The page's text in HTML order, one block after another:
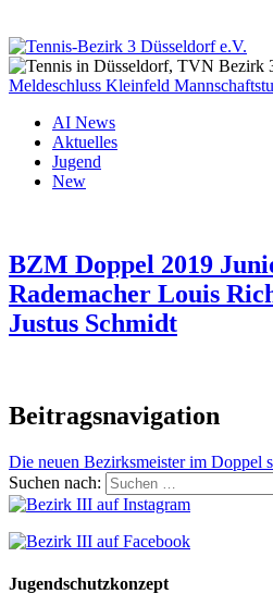
Meldeschluss Kleinfeld
AI News
Aktuelles
Jugend
New
BZM Doppel 2019
Rademacher Louis
Justus Schmidt
Beitragsnavigation
Die neuen Bezirksmeister im Doppel
Suchen nach:
Jugendschutzkonzept